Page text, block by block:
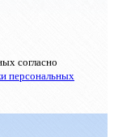
согласно
персональных